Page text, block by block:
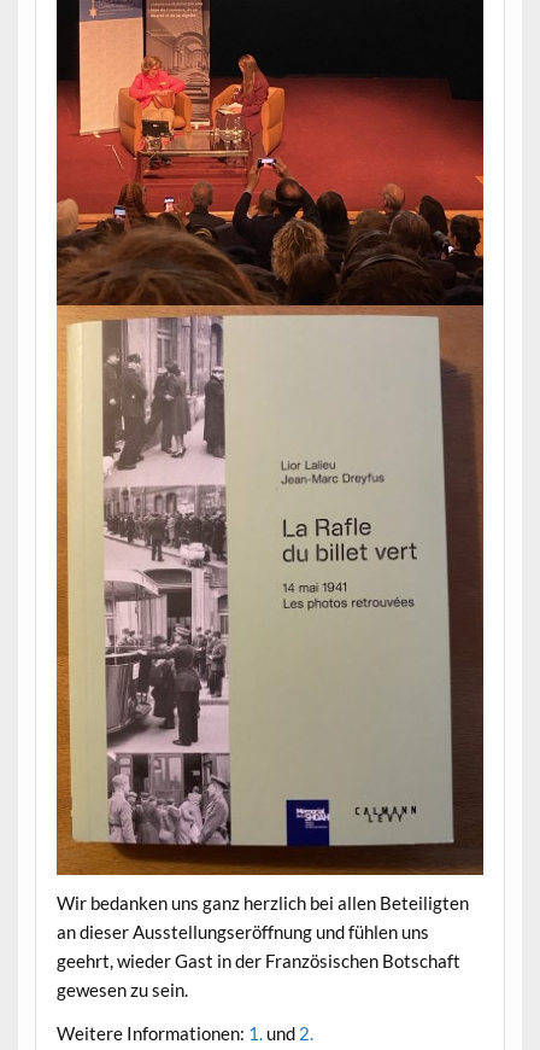
Wir bedanken uns ganz herzlich bei allen Beteiligten
an dieser Ausstellungseröffnung und fühlen uns
geehrt, wieder Gast in der Französischen Botschaft
gewesen zu sein.
Weitere Informationen: 1.und 2.